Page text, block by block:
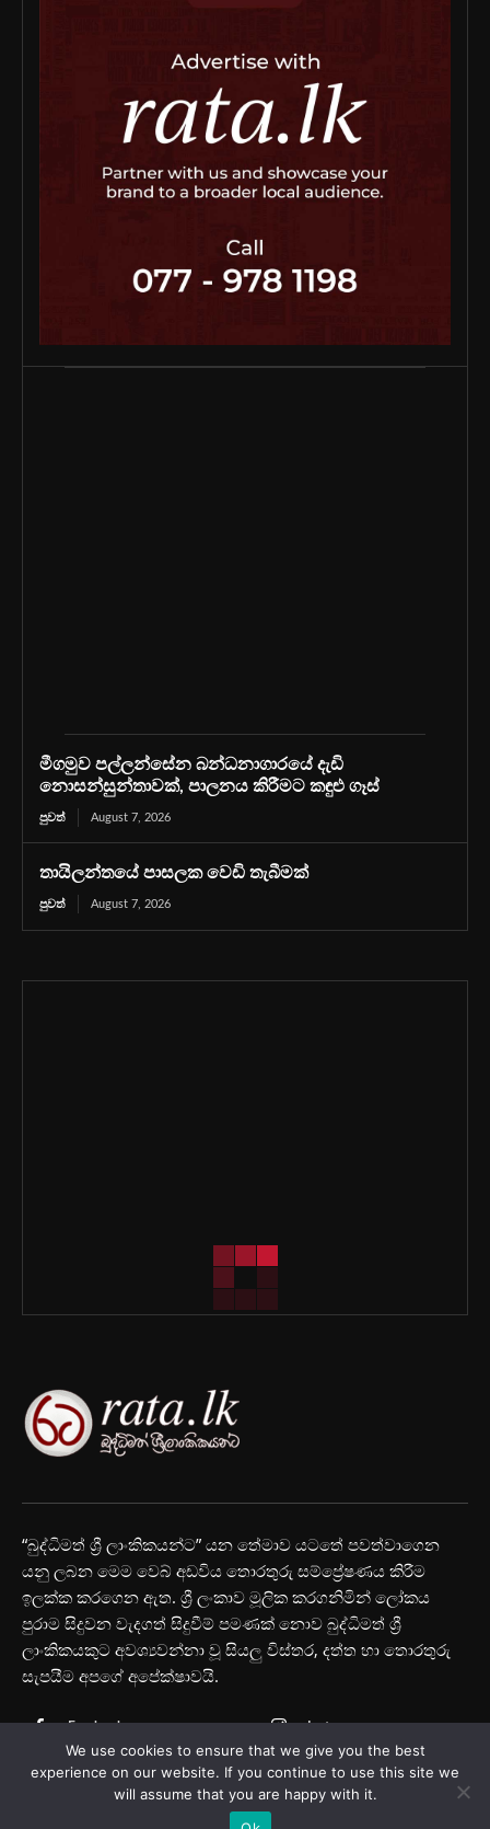
මීගමුව පල්ලන්සේන බන්ධනාගාරයේ දැඩි
නොසන්සුන්තාවක්, පාලනය කිරීමට කඳුළු ගෑස්
පුවත් August 7, 2026
තායිලන්තයේ පාසලක වෙඩි තැබීමක්
පුවත් August 7, 2026
“බුද්ධිමත් ශ්‍රී ලාංකිකයන්ට” යන තේමාව යටතේ පවත්වාගෙන
යනු ලබන මෙම වෙබ් අඩවිය තොරතුරු සම්ප්‍රේෂණය කිරීම
ඉලක්ක කරගෙන ඇත. ශ්‍රී ලංකාව මූලික කරගනිමින් ලෝකය
පුරාම සිදුවන වැදගත් සිදුවීම් පමණක් නොව බුද්ධිමත් ශ්‍රී
ලාංකිකයකුට අවශ්‍යවන්නා වූ සියලු විස්තර, දත්ත හා තොරතුරු
සැපයීම අපගේ අපේක්ෂාවයි.
We use cookies to ensure that we give you the best
experience on our website. If you continue to use this site we
will assume that you are happy with it.